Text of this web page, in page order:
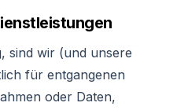
sind wir (und unsere
für entgangenen
oder Daten,